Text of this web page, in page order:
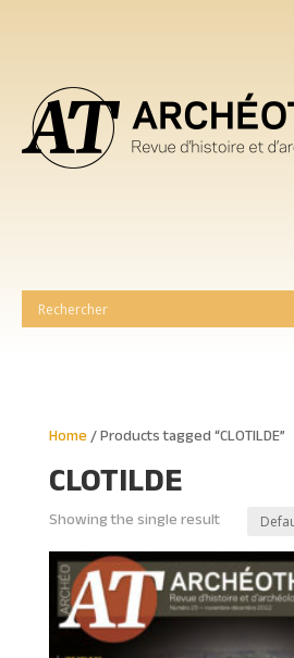
Home / Products tagged “CLOTILDE”
CLOTILDE
Showing the single result